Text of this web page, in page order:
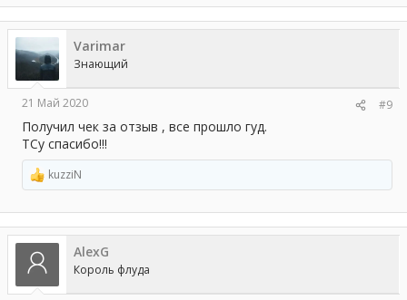
Varimar
Знающий
21 Май 2020 #9
Получил чек за отзыв , все прошло гуд.
ТСу спасибо!!!
Р
е
а
к
ц
и
и
kuzziN
AlexG
Король флуда